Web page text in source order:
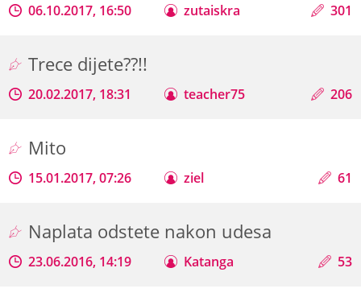
06.10.2017, 16:50 zutaiskra 301
Trece dijete??!!
20.02.2017, 18:31 teacher75 206
Mito
15.01.2017, 07:26 ziel 61
Naplata odstete nakon udesa
23.06.2016, 14:19 Katanga 53